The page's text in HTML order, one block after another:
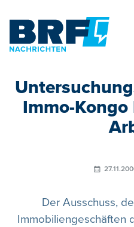
Immo-
Der Ausschuss,
Immobiliengeschäften